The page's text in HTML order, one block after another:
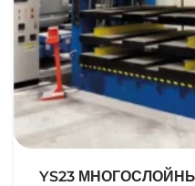
YS23